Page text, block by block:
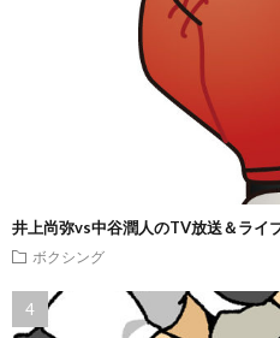
井上尚弥vs中谷潤人のTV放送＆ライ
ボクシング